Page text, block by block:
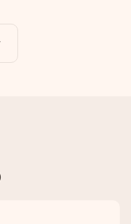
is inclusief de
de kwaliteit van je
en stuur
bestellen. Zij kunnen
bestanden om te